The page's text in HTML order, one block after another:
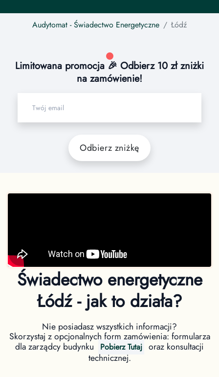
Audytomat - Świadectwo Energetyczne Łódź
Limitowana promocja 🎉 Odbierz 10 zł zniżki
na zamówienie!
Odbierz zniżkę
Świadectwo energetyczne
Łódź - jak to działa?
Nie posiadasz wszystkich informacji?
Skorzystaj z opcjonalnych form zamówienia: formularza
dla zarządcy budynku
Pobierz Tutaj oraz konsultacji
technicznej.